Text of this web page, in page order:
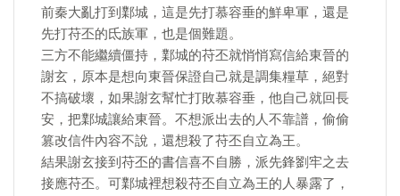
前秦大亂打到鄴城，這是先打慕容垂的鮮卑軍，還是
先打苻丕的氐族軍，也是個難題。
三方不能繼續僵持，鄴城的苻丕就悄悄寫信給東晉的
謝玄，原本是想向東晉保證自己就是調集糧草，絕對
不搞破壞，如果謝玄幫忙打敗慕容垂，他自己就回長
安，把鄴城讓給東晉。不想派出去的人不靠譜，偷偷
篡改信件內容不說，還想殺了苻丕自立為王。
結果謝玄接到苻丕的書信喜不自勝，派先鋒劉牢之去
接應苻丕。可鄴城裡想殺苻丕自立為王的人暴露了，